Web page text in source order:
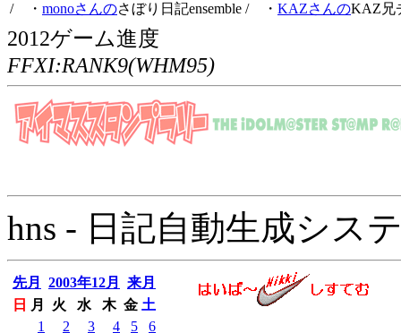
/ ・ monoさんのさぼり日記ensemble / ・ KAZさんのKAZ兄
2012ゲーム進度
FFXI:RANK9(WHM95)
hns - 日記自動生成シス
先月 2003年12月
来月
日
月 火 水 木 金 土
1
2 3 4 5
6